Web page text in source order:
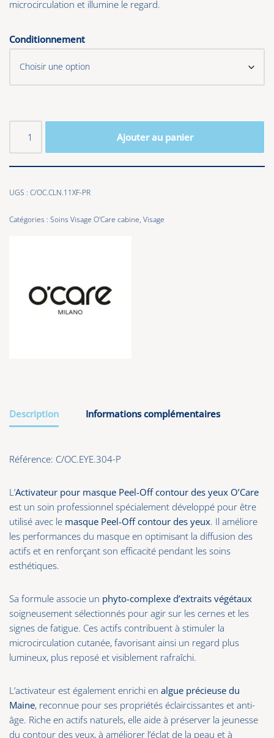
microcirculation et illumine le regard.
Conditionnement
Ajouter au panier
UGS : C/OC.CLN.11XF-PR
Catégories : Soins Visage O'Care cabine, Visage
Description Informations complémentaires
Référence: C/OC.EYE.304-P
L’Activateur pour masque Peel-Off contour des yeux O’Care
est un soin professionnel spécialement développé pour être
utilisé avec le masque Peel-Off contour des yeux. Il améliore
les performances du masque en optimisant la diffusion des
actifs et en renforçant son efficacité pendant les soins
esthétiques.
Sa formule associe un phyto-complexe d’extraits végétaux
soigneusement sélectionnés pour agir sur les cernes et les
signes de fatigue. Ces actifs contribuent à stimuler la
microcirculation cutanée, favorisant ainsi un regard plus
lumineux, plus reposé et visiblement rafraîchi.
L’activateur est également enrichi en algue précieuse du
Maine, reconnue pour ses propriétés éclaircissantes et anti-
âge. Riche en actifs naturels, elle aide à préserver la jeunesse
du contour des yeux, à améliorer l’éclat de la peau et à